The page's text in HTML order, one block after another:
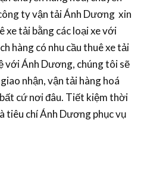
ty vận tải Ánh Dương xin
xe tải bằng các loại xe với
hàng có nhu cầu thuê xe tải
với Ánh Dương, chúng tôi sẽ
nhận, vận tải hàng hoá
cứ nơi đâu. Tiết kiệm thời
tiêu chí Ánh Dương phục vụ